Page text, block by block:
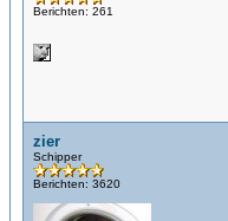
Berichten: 261
zier
Schipper
Berichten: 3620